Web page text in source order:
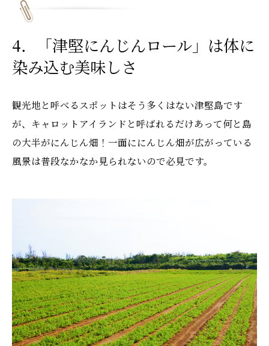
4．「津堅にんじんロール」は体に
染み込む美味しさ
観光地と呼べるスポットはそう多くはない津堅島です
が、キャロットアイランドと呼ばれるだけあって何と島
の大半がにんじん畑！一面ににんじん畑が広がっている
風景は普段なかなか見られないので必見です。